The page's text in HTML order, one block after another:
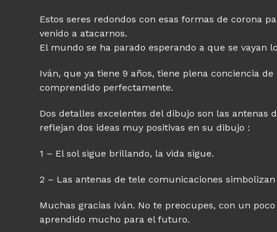
Estos seres redondos con esas formas de corona
venido a atacarnos.
El mundo se ha parado esperando a que se vayan
Iván, que ya tiene 9 años, tiene plena conciencia
comprendido perfectamente.
Dos detalles excelentes del dibujo son las antenas
reflejan dos ideas muy positivas en su dibujo :
1 – El sol sigue brillando, la vida sigue.
2 – Las antenas de tele comunicaciones
Muchas gracias Iván. No te preocupes, con un
aprendido mucho para el futuro.